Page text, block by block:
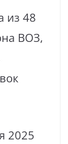
из 48
ВОЗ,
2025